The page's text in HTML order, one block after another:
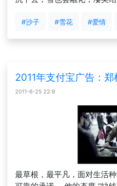
#沙子 #雪花 #爱情
2011年支付宝广告：
2011-6-25 22:9
最草根，最平凡，面对生活